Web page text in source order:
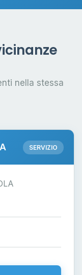
nella stessa
SERVIZIO